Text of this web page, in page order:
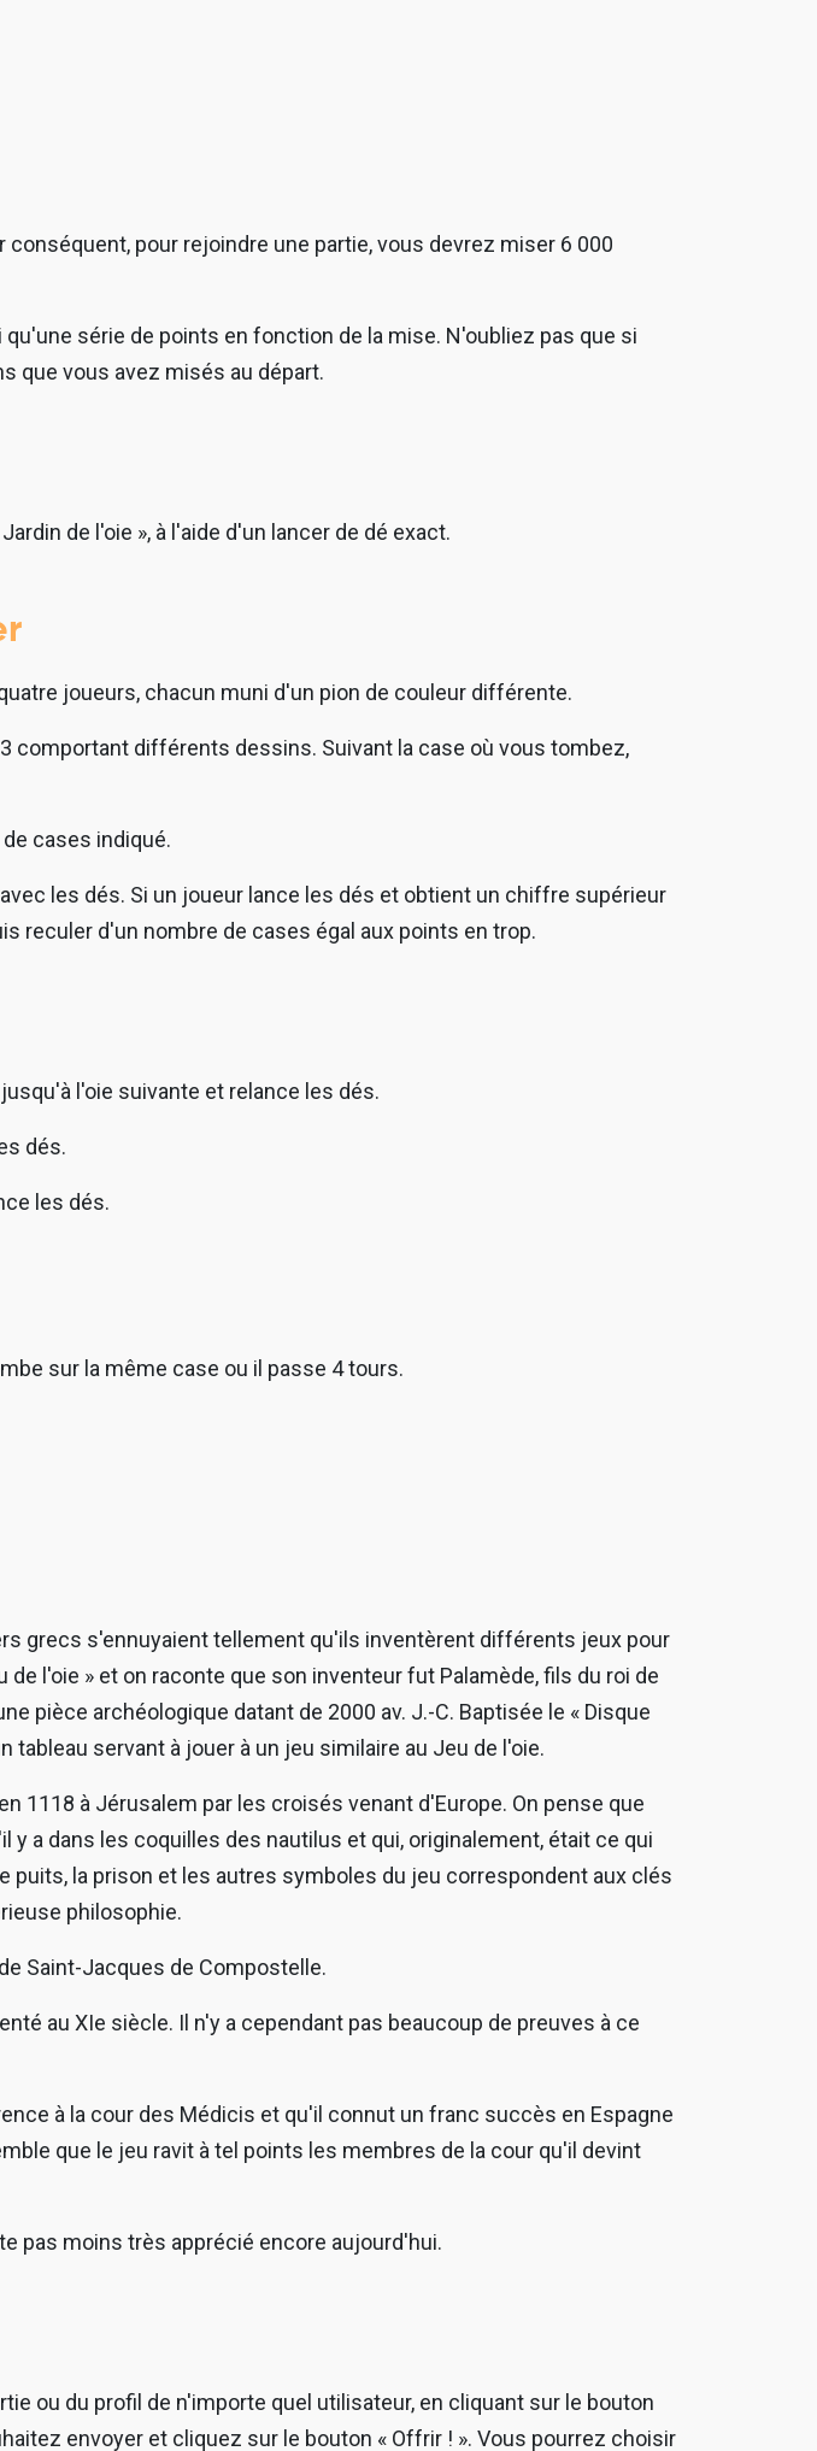
pour rejoindre une partie, vous devrez miser 6 000
série de points en fonction de la mise. N'oubliez pas que si
que vous avez misés au départ.
de l'oie », à l'aide d'un lancer de dé exact.
joueurs, chacun muni d'un pion de couleur différente.
comportant différents dessins. Suivant la case où vous tombez,
cases indiqué.
les dés. Si un joueur lance les dés et obtient un chiffre supérieur
reculer d'un nombre de cases égal aux points en trop.
jusqu'à l'oie suivante et relance les dés.
dés.
les dés.
sur la même case ou il passe 4 tours.
grecs s'ennuyaient tellement qu'ils inventèrent différents jeux pour
l'oie » et on raconte que son inventeur fut Palamède, fils du roi de
pièce archéologique datant de 2000 av. J.-C. Baptisée le « Disque
servant à jouer à un jeu similaire au Jeu de l'oie.
1118 à Jérusalem par les croisés venant d'Europe. On pense que
a dans les coquilles des nautilus et qui, originalement, était ce qui
puits, la prison et les autres symboles du jeu correspondent aux clés
philosophie.
Saint-Jacques de Compostelle.
au XIe siècle. Il n'y a cependant pas beaucoup de preuves à ce
à la cour des Médicis et qu'il connut un franc succès en Espagne
que le jeu ravit à tel points les membres de la cour qu'il devint
pas moins très apprécié encore aujourd'hui.
ou du profil de n'importe quel utilisateur, en cliquant sur le bouton
envoyer et cliquez sur le bouton « Offrir ! ». Vous pourrez choisir